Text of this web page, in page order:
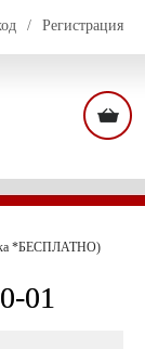
/ Регистрация
*БЕСПЛАТНО)
01